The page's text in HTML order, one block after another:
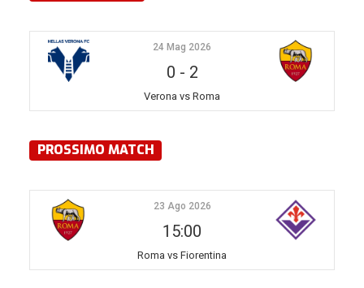
24 Mag 2026
0 - 2
Verona vs Roma
PROSSIMO MATCH
23 Ago 2026
15:00
Roma vs Fiorentina